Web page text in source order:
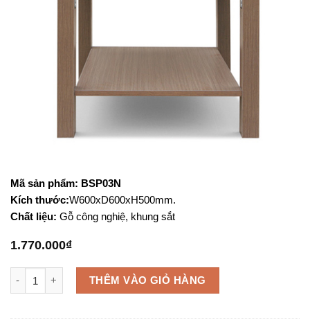
Mã sản phẩm: BSP03N
Kích thước:W600xD600xH500mm.
Chất liệu: Gỗ công nghiệ, khung sắt
1.770.000₫
Bàn sofa gỗ BSP03N số lượng
THÊM VÀO GIỎ HÀNG